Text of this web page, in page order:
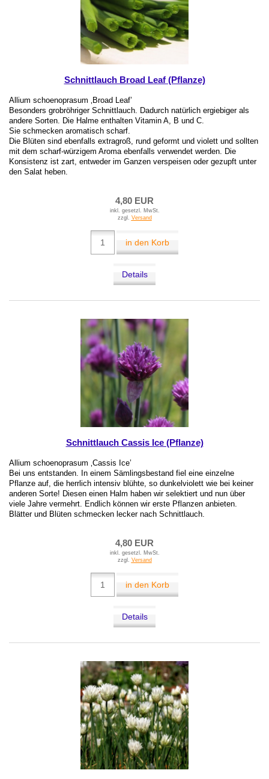
Schnittlauch Broad Leaf (Pflanze)
Allium schoenoprasum ‚Broad Leaf’
Besonders grobröhriger Schnittlauch. Dadurch natürlich ergiebiger als
andere Sorten. Die Halme enthalten Vitamin A, B und C.
Sie schmecken aromatisch scharf.
Die Blüten sind ebenfalls extragroß, rund geformt und violett und sollten
mit dem scharf-würzigem Aroma ebenfalls verwendet werden. Die
Konsistenz ist zart, entweder im Ganzen verspeisen oder gezupft unter
den Salat heben.
4,80 EUR
inkl. gesetzl. MwSt.
zzgl. Versand
in den Korb
Details
Schnittlauch Cassis Ice (Pflanze)
Allium schoenoprasum ‚Cassis Ice’
Bei uns entstanden. In einem Sämlingsbestand fiel eine einzelne
Pflanze auf, die herrlich intensiv blühte, so dunkelviolett wie bei keiner
anderen Sorte! Diesen einen Halm haben wir selektiert und nun über
viele Jahre vermehrt. Endlich können wir erste Pflanzen anbieten.
Blätter und Blüten schmecken lecker nach Schnittlauch.
4,80 EUR
inkl. gesetzl. MwSt.
zzgl. Versand
in den Korb
Details